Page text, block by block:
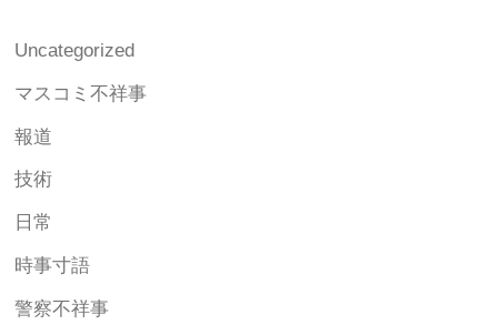
Uncategorized
マスコミ不祥事
報道
技術
日常
時事寸語
警察不祥事